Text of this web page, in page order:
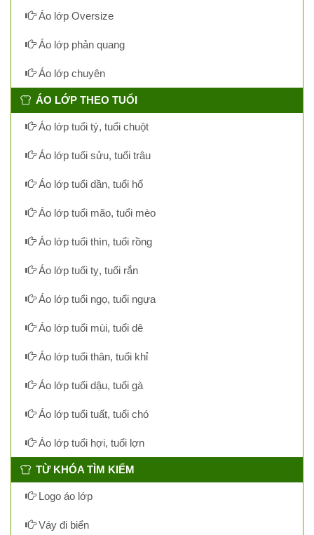
Áo lớp Oversize
Áo lớp phản quang
Áo lớp chuyên
ÁO LỚP THEO TUỔI
Áo lớp tuổi tý, tuổi chuột
Áo lớp tuổi sửu, tuổi trâu
Áo lớp tuổi dần, tuổi hổ
Áo lớp tuổi mão, tuổi mèo
Áo lớp tuổi thìn, tuổi rồng
Áo lớp tuổi tỵ, tuổi rắn
Áo lớp tuổi ngọ, tuổi ngựa
Áo lớp tuổi mùi, tuổi dê
Áo lớp tuổi thân, tuổi khỉ
Áo lớp tuổi dậu, tuổi gà
Áo lớp tuổi tuất, tuổi chó
Áo lớp tuổi hợi, tuổi lợn
TỪ KHÓA TÌM KIẾM
Logo áo lớp
Váy đi biển